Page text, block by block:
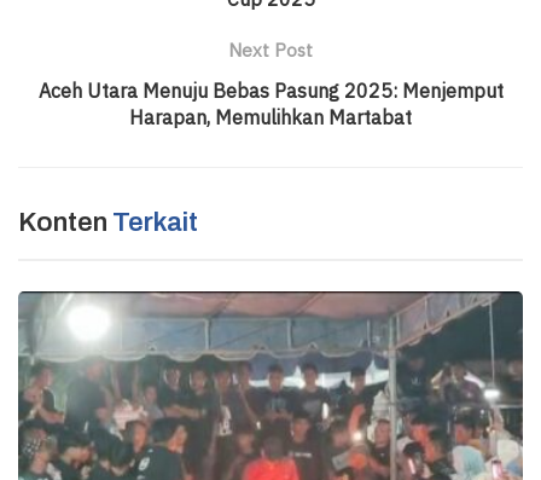
Next Post
Aceh Utara Menuju Bebas Pasung 2025: Menjemput
Harapan, Memulihkan Martabat
Konten Terkait